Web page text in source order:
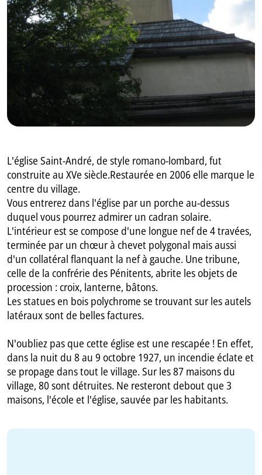
L'église Saint-André, de style romano-lombard, fut
construite au XVe siècle.Restaurée en 2006 elle marque le
centre du village.
Vous entrerez dans l'église par un porche au-dessus
duquel vous pourrez admirer un cadran solaire.
L'intérieur est se compose d'une longue nef de 4 travées,
terminée par un chœur à chevet polygonal mais aussi
d'un collatéral flanquant la nef à gauche. Une tribune,
celle de la confrérie des Pénitents, abrite les objets de
procession : croix, lanterne, bâtons.
Les statues en bois polychrome se trouvant sur les autels
latéraux sont de belles factures.
N'oubliez pas que cette église est une rescapée ! En effet,
dans la nuit du 8 au 9 octobre 1927, un incendie éclate et
se propage dans tout le village. Sur les 87 maisons du
village, 80 sont détruites. Ne resteront debout que 3
maisons, l'école et l'église, sauvée par les habitants.